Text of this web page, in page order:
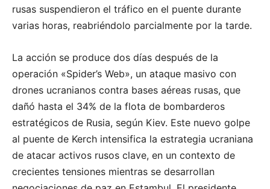
rusas suspendieron el tráfico en el puente durante
varias horas, reabriéndolo parcialmente por la tarde.
La acción se produce dos días después de la
operación «Spider’s Web», un ataque masivo con
drones ucranianos contra bases aéreas rusas, que
dañó hasta el 34% de la flota de bombarderos
estratégicos de Rusia, según Kiev. Este nuevo golpe
al puente de Kerch intensifica la estrategia ucraniana
de atacar activos rusos clave, en un contexto de
crecientes tensiones mientras se desarrollan